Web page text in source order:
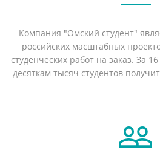
Компания "Омский студент"
российских масштабных
студенческих работ на заказ. За
десяткам тысяч студентов